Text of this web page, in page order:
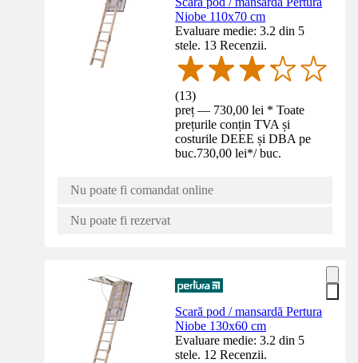
Niobe 110x70 cm
Evaluare medie: 3.2 din 5
stele. 13 Recenzii.
(13)
preț — 730,00 lei * Toate
prețurile conțin TVA și
costurile DEEE și DBA pe
buc.730,00 lei*/ buc.
Nu poate fi comandat online
Nu poate fi rezervat
Scară pod / mansardă Pertura
Niobe 130x60 cm
Evaluare medie: 3.2 din 5
stele. 12 Recenzii.